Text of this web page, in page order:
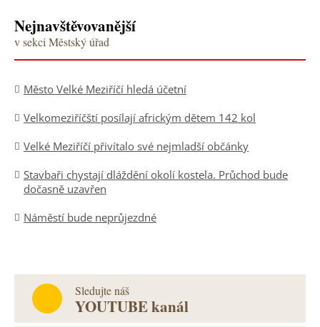
Nejnavštěvovanější
v sekci Městský úřad
Město Velké Meziříčí hledá účetní
Velkomeziříčští posílají africkým dětem 142 kol
Velké Meziříčí přivítalo své nejmladší občánky
Stavbaři chystají dláždění okolí kostela. Průchod bude
dočasně uzavřen
Náměstí bude neprůjezdné
Sledujte náš
YOUTUBE kanál